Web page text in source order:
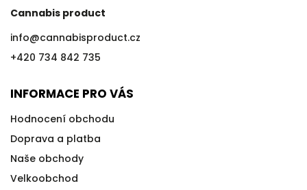
Cannabis product
info@cannabisproduct.cz
+420 734 842 735
INFORMACE PRO VÁS
Hodnocení obchodu
Doprava a platba
Naše obchody
Velkoobchod